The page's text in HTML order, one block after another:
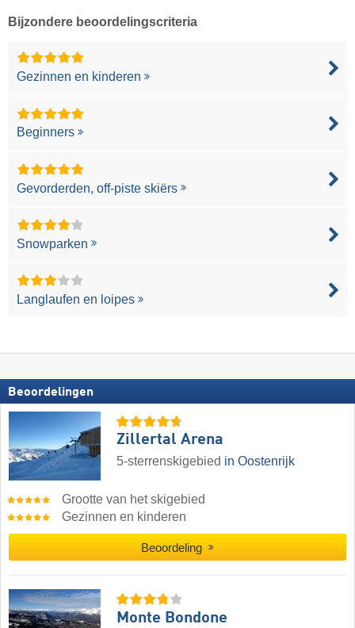
Bijzondere beoordelingscriteria
Gezinnen en kinderen
Beginners
Gevorderden, off-piste skiërs
Snowparken
Langlaufen en loipes
Beoordelingen
Zillertal Arena
5-sterrenskigebied in Oostenrijk
Grootte van het skigebied
Gezinnen en kinderen
Beoordeling
Monte Bondone